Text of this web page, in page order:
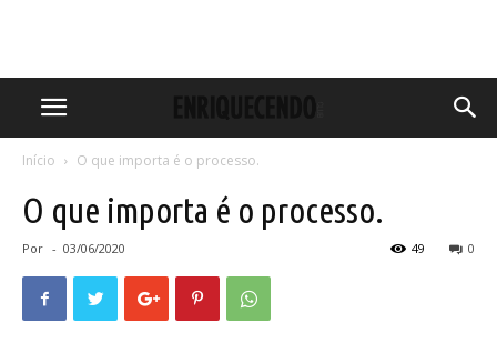
Início O que importa é o processo.
O que importa é o processo.
Por - 03/06/2020 0
49